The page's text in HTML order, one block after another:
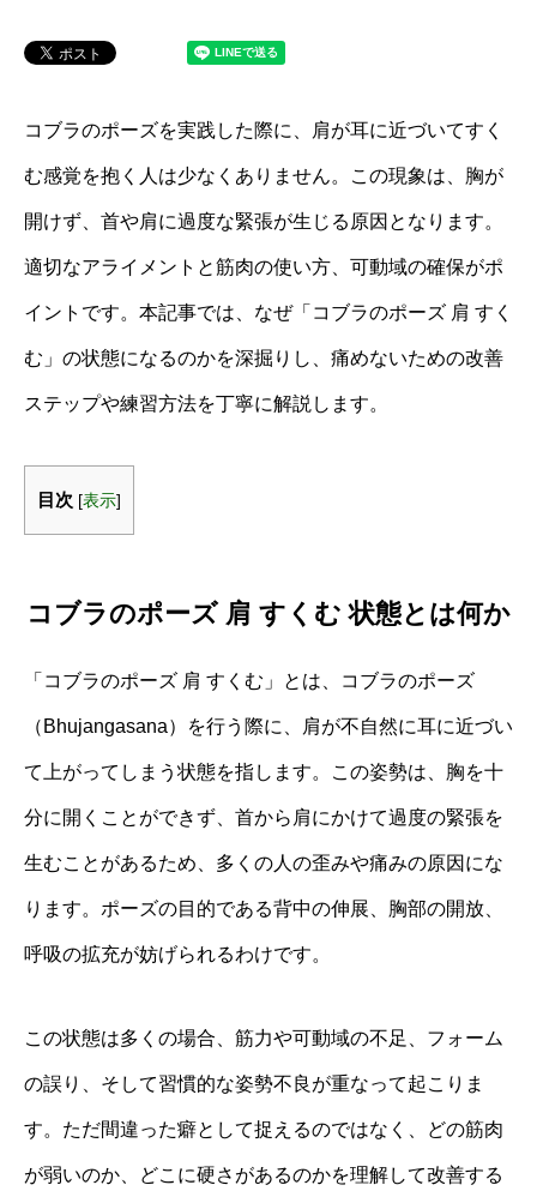
コブラのポーズを実践した際に、肩が耳に近づいてすく
む感覚を抱く人は少なくありません。この現象は、胸が
開けず、首や肩に過度な緊張が生じる原因となります。
適切なアライメントと筋肉の使い方、可動域の確保がポ
イントです。本記事では、なぜ「コブラのポーズ 肩 すく
む」の状態になるのかを深掘りし、痛めないための改善
ステップや練習方法を丁寧に解説します。
目次 [表示]
コブラのポーズ 肩 すくむ 状態とは何か
「コブラのポーズ 肩 すくむ」とは、コブラのポーズ
（Bhujangasana）を行う際に、肩が不自然に耳に近づい
て上がってしまう状態を指します。この姿勢は、胸を十
分に開くことができず、首から肩にかけて過度の緊張を
生むことがあるため、多くの人の歪みや痛みの原因にな
ります。ポーズの目的である背中の伸展、胸部の開放、
呼吸の拡充が妨げられるわけです。
この状態は多くの場合、筋力や可動域の不足、フォーム
の誤り、そして習慣的な姿勢不良が重なって起こりま
す。ただ間違った癖として捉えるのではなく、どの筋肉
が弱いのか、どこに硬さがあるのかを理解して改善する